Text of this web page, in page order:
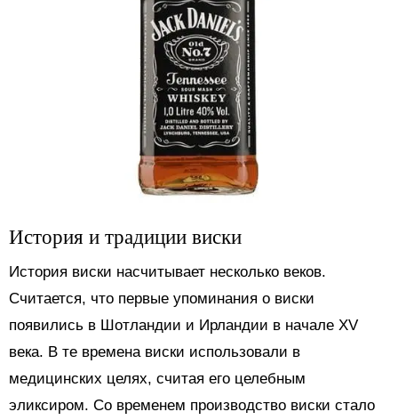
История и традиции виски
История виски насчитывает несколько веков.
Считается, что первые упоминания о виски
появились в Шотландии и Ирландии в начале XV
века. В те времена виски использовали в
медицинских целях, считая его целебным
эликсиром. Со временем производство виски стало